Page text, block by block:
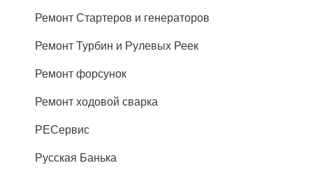
Ремонт Стартеров и генераторов
Ремонт Турбин и Рулевых Реек
Ремонт форсунок
Ремонт ходовой сварка
РЕСервис
Русская Банька